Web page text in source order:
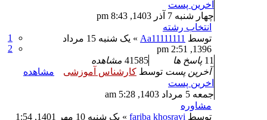
اخرین پست
چهار شنبه 7 آذر 1403, 8:43 pm
انتخاب رشته
1
2
توسط Aa11111111
» یک شنبه 15 مرداد
1396, 2:51 pm
11 پاسخ ها 41585 مشاهده
آخرین پست توسط کارشناس آموزشی
مشاهده
اخرین پست
جمعه 5 مرداد 1403, 5:28 am
مشاوره
توسط fariba khosravi
» یک شنبه 10 مهر 1401, 1:54